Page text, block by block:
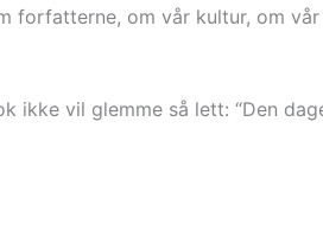
forfatterne, om vår kultur, om
ikke vil glemme så lett: “Den